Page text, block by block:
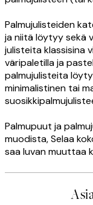
Palmujulisteiden
ja niitä löytyy sekä
julisteita klassisina
väripaletilla ja
palmujulisteita
minimalistinen tai
Palmupuut ja
muodista, Selaa
saa luvan muuttaa